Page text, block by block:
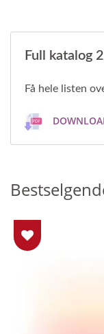
Full katalog
Få hele listen